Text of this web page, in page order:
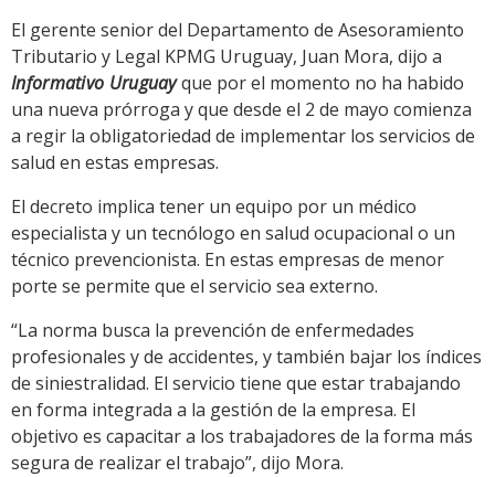
El gerente senior del Departamento de Asesoramiento
Tributario y Legal KPMG Uruguay, Juan Mora, dijo a
Informativo Uruguayque por el momento no ha habido
una nueva prórroga y que desde el 2 de mayo comienza
a regir la obligatoriedad de implementar los servicios de
salud en estas empresas.
El decreto implica tener un equipo por un médico
especialista y un tecnólogo en salud ocupacional o un
técnico prevencionista. En estas empresas de menor
porte se permite que el servicio sea externo.
“La norma busca la prevención de enfermedades
profesionales y de accidentes, y también bajar los índices
de siniestralidad. El servicio tiene que estar trabajando
en forma integrada a la gestión de la empresa. El
objetivo es capacitar a los trabajadores de la forma más
segura de realizar el trabajo”, dijo Mora.